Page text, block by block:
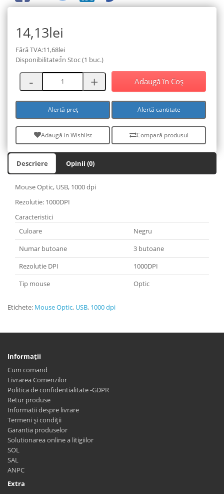
14,13lei
Fără TVA:11,68lei
Disponibilitate:În Stoc (1 buc.)
Adaugă în Coş
Alertă preț Alertă cantitate
Adaugă in Wishlist Compară produsul
Descriere Opinii (0)
Mouse Optic, USB, 1000 dpi
Rezolutie: 1000DPI
Caracteristici
Culoare
Negru
Numar butoane
3 butoane
Rezolutie DPI
1000DPI
Tip mouse
Optic
Etichete: Mouse Optic, USB, 1000 dpi
Informaţii
Cum comand
Livrarea Comenzilor
Politica de confidentialitate -GDPR
Retur produse
Informatii despre livrare
Termeni și condiții
Garantia produselor
Solutionarea online a litigiilor
SOL
SAL
ANPC
Extra